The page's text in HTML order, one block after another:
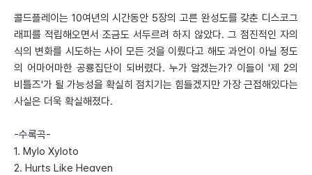
콜드플레이는 10여년의 시간동안 5장의 고른 완성도를 갖춘 디스코그
래피를 적립해오면서 조금도 서두르려 하지 않았다. 그 점진적인 자의
식의 변화를 시도하는 사이 모든 것을 이뤘다고 해도 과언이 아닐 정도
의 어마어마한 공룡집단이 되버렸다. 누가 알겠는가? 이들이 '제 2의
비틀즈'가 될 가능성을 확실히 점치기는 힘들겠지만 가장 근접해있다는
사실은 더욱 확실해졌다.
-수록곡-
1. Mylo Xyloto
2. Hurts Like Heaven